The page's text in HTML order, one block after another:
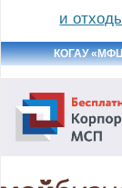
и
КОГАУ